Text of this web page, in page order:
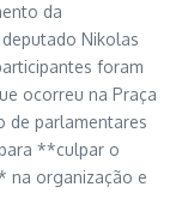
da
Nikolas
foram
ocorreu na Praça
de parlamentares
**culpar o
na organização e